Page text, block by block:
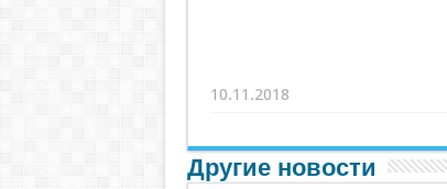
10.11.2018
Другие новости